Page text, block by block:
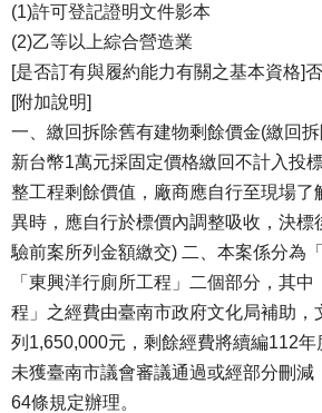
(1)許可登記證明文件影本
(2)乙等以上綜合營造業
[是否訂有與履約能力有關之基本資格]否
[附加說明]
一、繳回拆除舊有建物剩餘價金(繳回
新台幣1萬元採固定價格繳回不計入投
整工程剩餘價值，廠商應自行至現場了
異時，應自行於標價內調整吸收，決標
驗前案所列金額繳交) 二、本案係分為
「東興洋行廁所工程」二個部分，其中
程」之經費由臺南市政府文化局補助，
列1,650,000元，剩餘經費將續編112
未獲臺南市議會審議通過或經部分刪減
64條規定辦理。